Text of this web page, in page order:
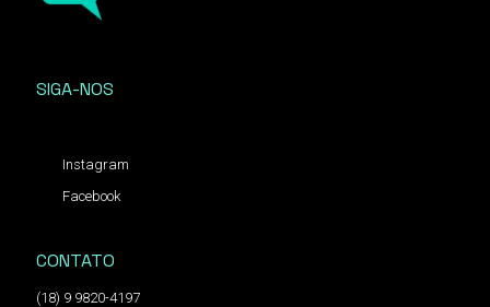
SIGA-NOS
Instagram
Facebook
CONTATO
(18) 9 9820-4197